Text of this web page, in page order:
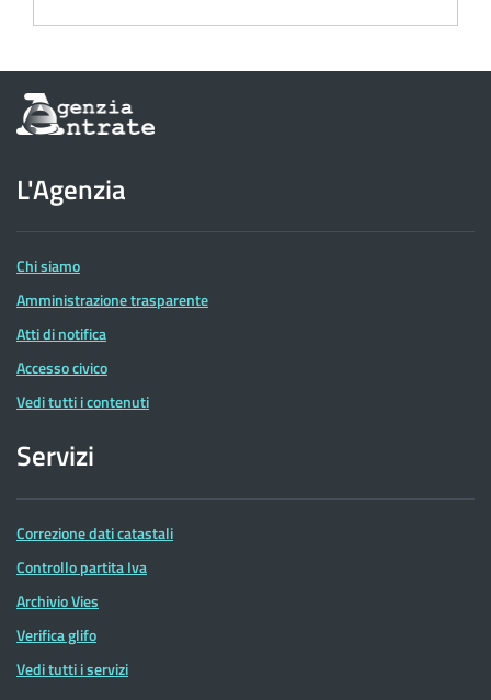
Informazioni
sul
dell'Agenzia
delle
Entrate
L'Agenzia
Chi siamo
Amministrazione trasparente
Atti di notifica
Accesso civico
Vedi tutti i contenuti
Servizi
Correzione dati catastali
Controllo partita Iva
Archivio Vies
Verifica glifo
Vedi tutti i servizi